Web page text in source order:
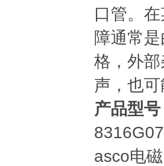
口管。
障通常
格，外
声，也
产品型号
asco电